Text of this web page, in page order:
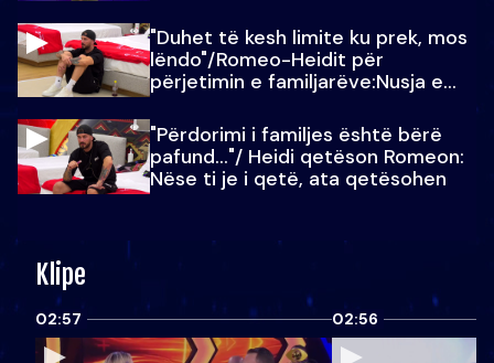
"Duhet të kesh limite ku prek, mos
lëndo"/Romeo-Heidit për
përjetimin e familjarëve:Nusja e
"Përdorimi i familjes është bërë
pafund…"/ Heidi qetëson Romeon:
Nëse ti je i qetë, ata qetësohen
Klipe
02:57 02:56